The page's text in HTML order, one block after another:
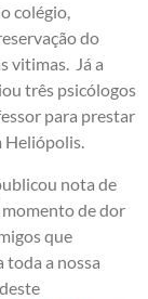
colégio,
do
vitimas. Já a
três psicólogos
para prestar
Heliópolis.
nota de
momento de dor
que
toda a nossa